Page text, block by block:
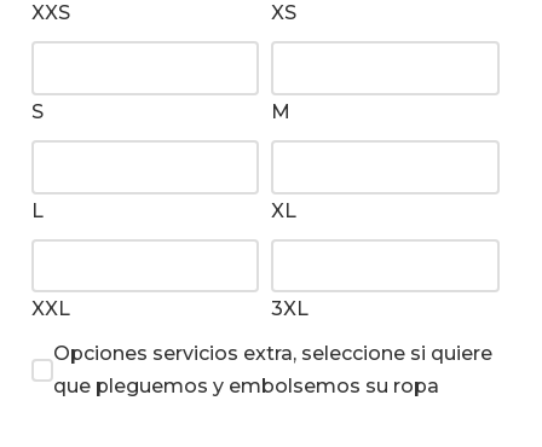
XXS XS
S M
L XL
XXL
3XL
Opciones servicios extra, seleccione si quiere
que pleguemos y embolsemos su ropa